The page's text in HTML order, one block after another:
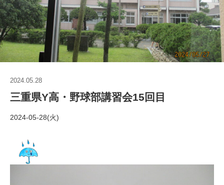
2024.05.28
三重県Y高・野球部講習会15回目
2024-05-28(火)